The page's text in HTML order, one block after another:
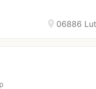
location_on 06886